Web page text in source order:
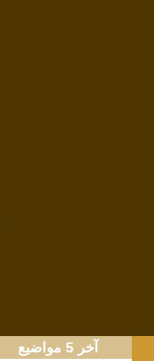
آخر 5 مواضيع